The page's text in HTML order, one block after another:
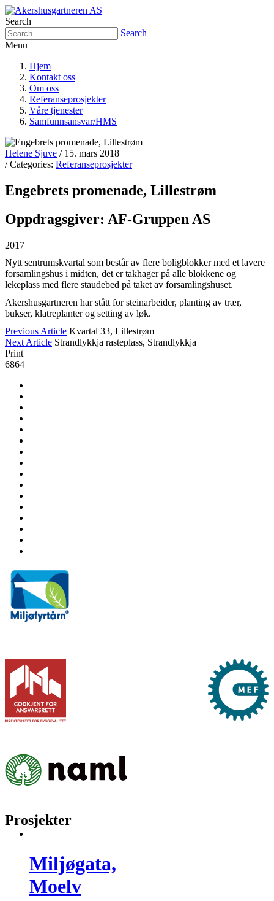
Search
Search
Menu
Hjem
Kontakt oss
Om oss
Referanseprosjekter
Våre tjenester
Samfunnsansvar/HMS
Helene Sjuve / 15. mars 2018
/ Categories: Referanseprosjekter
Engebrets promenade, Lillestrøm
Oppdragsgiver: AF-Gruppen AS
2017
Nytt sentrumskvartal som består av flere boligblokker med et lavere
forsamlingshus i midten, det er takhager på alle blokkene og
lekeplass med flere staudebed på taket av forsamlingshuset.
Akershusgartneren har stått for steinarbeider, planting av trær,
bukser, klatreplanter og setting av løk.
Previous Article Kvartal 33, Lillestrøm
Next Article Strandlykkja rasteplass, Strandlykkja
Print
6864
Prosjekter
Miljøgata,
Moelv